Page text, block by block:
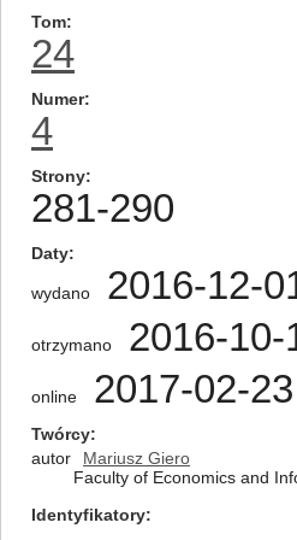
Tom
24
Numer
4
Strony
281-290
Daty
wydano 2016-12-
otrzymano 2016-10-
online 2017-02-23
Twórcy
autor
Mariusz Giero
Faculty of Economics and
Identyfikatory